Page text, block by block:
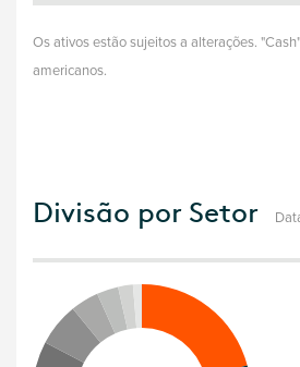
Os ativos estão sujeitos a alterações.
americanos.
Divisão por Setor